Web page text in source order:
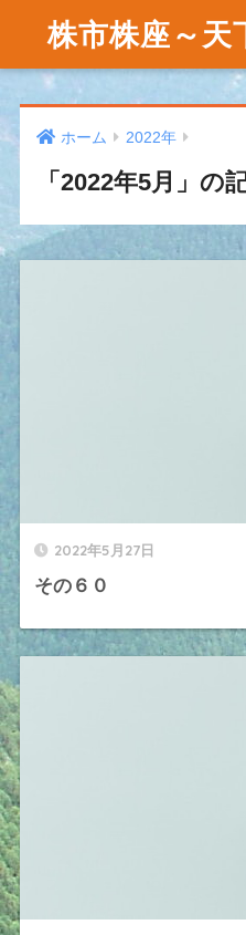
株市株座～天
ホーム 2022年
「2022年5月」の
2022年5月27日
その６０